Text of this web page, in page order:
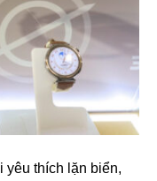
thích lặn biển,